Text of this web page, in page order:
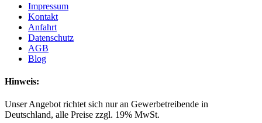
Impressum
Kontakt
Anfahrt
Datenschutz
AGB
Blog
Hinweis:
Unser Angebot richtet sich nur an Gewerbetreibende in
Deutschland, alle Preise zzgl. 19% MwSt.